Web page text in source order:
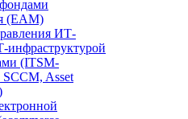
(EAM)
ИТ-
(ITSM-
SCCM, Asset